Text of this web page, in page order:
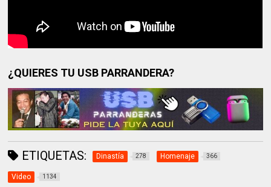
¿QUIERES TU USB PARRANDERA?
ETIQUETAS: Dinastía 278 Homenaje 366
Video 1134